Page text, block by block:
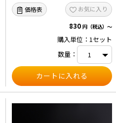
価格表 お気に入り
830 円（税込）～
購入単位：1セット
数量：